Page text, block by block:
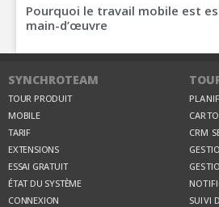
Pourquoi le travail mobile est
main-d’œuvre
SYNCHROTEAM
TOUR PRODUIT
MOBILE
TARIF
EXTENSIONS
ESSAI GRATUIT
ÉTAT DU SYSTÈME
CONNEXION
CRM
SUIVI